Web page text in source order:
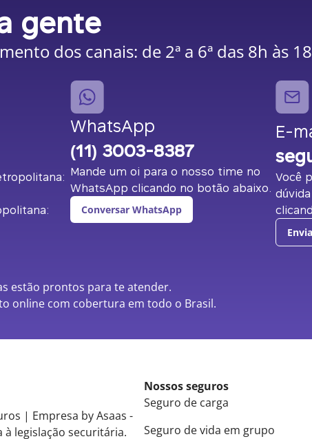
gente
dos canais: de 2ª a 6ª das 8h às
WhatsApp
(11) 3003-8387
Mande um oi para o nosso time no
WhatsApp clicando no botão abaixo.
Conversar WhatsApp
E-
Você
estão prontos para te atender.
online com cobertura em todo o Brasil.
| Empresa by Asaas -
legislação securitária.
Nossos seguros
Seguro de carga
Seguro de vida em grupo